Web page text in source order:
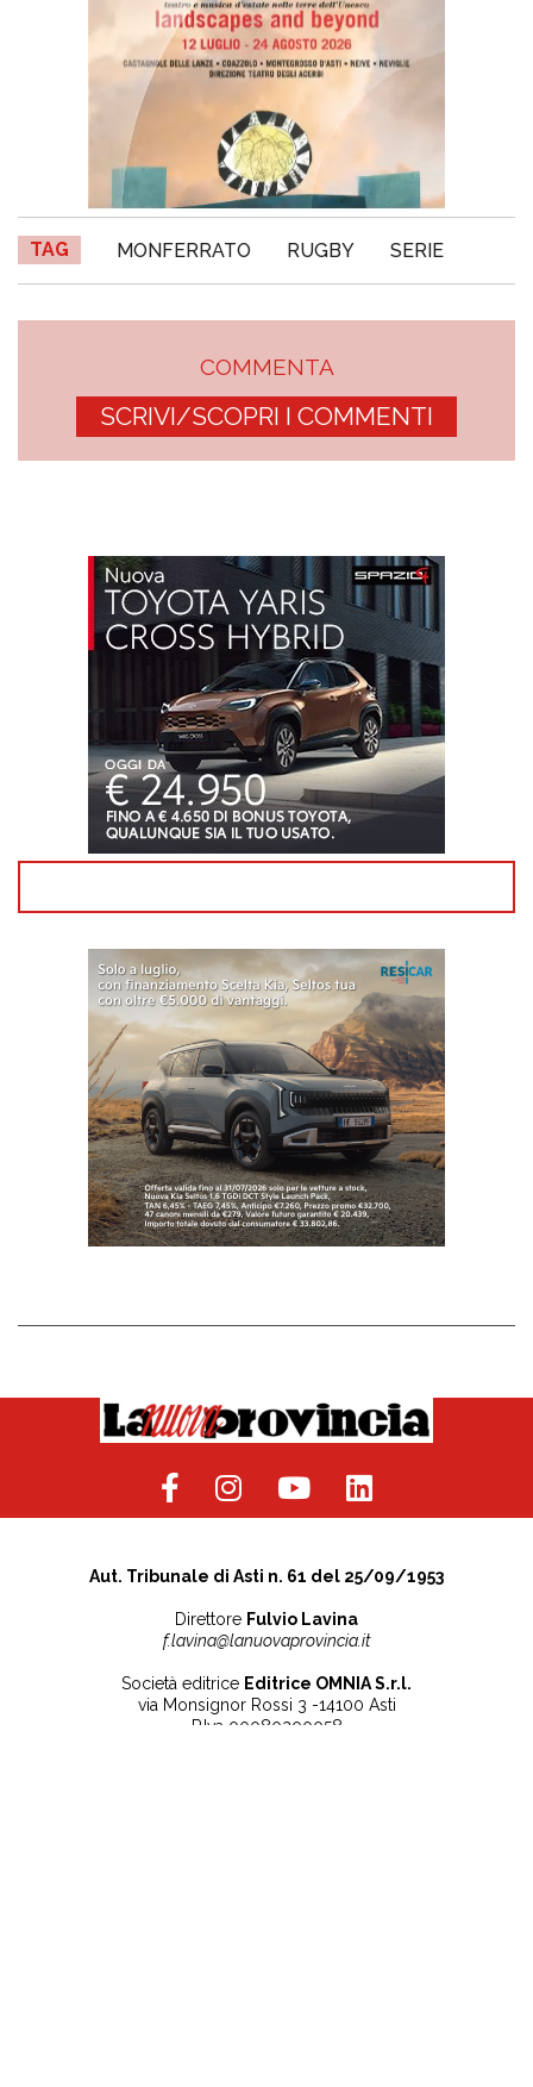
TAG MONFERRATO RUGBY SERIE
COMMENTA
SCRIVI/SCOPRI I COMMENTI
Aut. Tribunale di Asti n. 61 del 25/09/1953
Direttore Fulvio Lavina
f.lavina@lanuovaprovincia.it
Società editrice Editrice OMNIA S.r.l.
via Monsignor Rossi 3 -14100 Asti
P.Iva 00080200058